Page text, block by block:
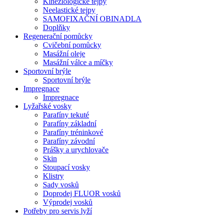
Neelastické tejpy
SAMOFIXAČNÍ OBINADLA
Doplňky
Regenerační pomůcky
Cvičební pomůcky
Masážní oleje
Masážní válce a míčky
Sportovní brýle
Sportovní brýle
Impregnace
Impregnace
Lyžařské vosky
Parafíny tekuté
Parafíny základní
Parafíny tréninkové
Parafíny závodní
Prášky a urychlovače
Skin
Stoupací vosky
Klistry
Sady vosků
Doprodej FLUOR vosků
Výprodej vosků
Potřeby pro servis lyží